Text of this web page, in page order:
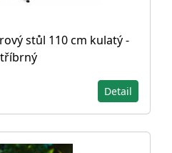
stůl 110 cm kulatý -
Detail